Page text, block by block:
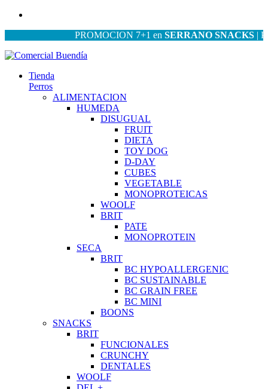
PROMOCION 7+1 enSERRANO SNACKS|
Tienda
Perros
ALIMENTACION
HUMEDA
DISUGUAL
FRUIT
DIETA
TOY DOG
D-DAY
CUBES
VEGETABLE
MONOPROTEICAS
WOOLF
BRIT
PATE
MONOPROTEIN
SECA
BRIT
BC HYPOALLERGENIC
BC SUSTAINABLE
BC GRAIN FREE
BC MINI
BOONS
SNACKS
BRIT
FUNCIONALES
CRUNCHY
DENTALES
WOOLF